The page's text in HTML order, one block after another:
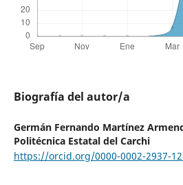
Biografía del autor/a
Germán Fernando Martínez
Politécnica Estatal del Carchi
https://orcid.org/0000-0002-2937-